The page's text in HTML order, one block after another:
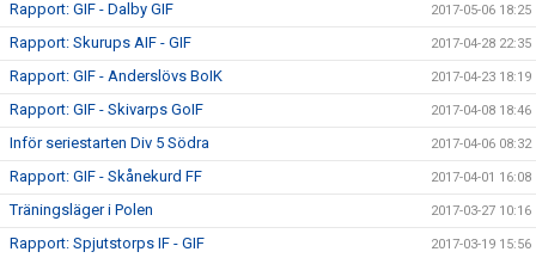
Rapport: GIF - Dalby GIF 2017-05-06 18:25
Rapport: Skurups AIF - GIF 2017-04-28 22:35
Rapport: GIF - Anderslövs BoIK 2017-04-23 18:19
Rapport: GIF - Skivarps GoIF 2017-04-08 18:46
Inför seriestarten Div 5 Södra 2017-04-06 08:32
Rapport: GIF - Skånekurd FF 2017-04-01 16:08
Träningsläger i Polen 2017-03-27 10:16
Rapport: Spjutstorps IF - GIF 2017-03-19 15:56